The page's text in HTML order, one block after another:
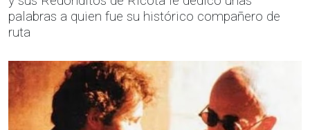
palabras a quien fue su histórico compañero de
ruta